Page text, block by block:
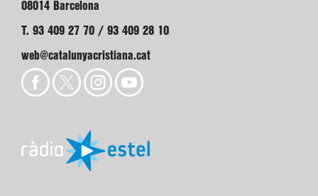
08014 Barcelona
T. 93 409 27 70 / 93 409 28 10
web@catalunyacristiana.cat